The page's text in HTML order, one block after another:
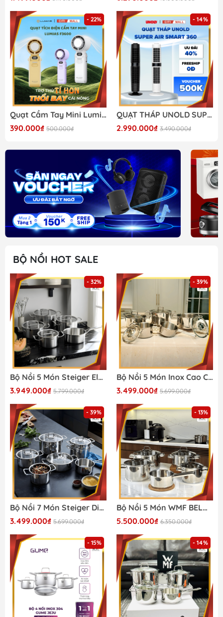
- 22%
Quạt Cầm Tay Mini Lumias F3600 - Có Chế Độ Làm Lạnh Tức Thì /BH 6T
390.000₫ 500.000₫
- 14%
QUẠT THÁP UNOLD SUPER AIR SMART 360
2.990.000₫ 3.490.000₫
BỘ NỒI HOT SALE
- 32%
Bộ Nồi 5 Món Steiger Element - Siêu Sale 2026
3.949.000₫ 5.799.000₫
- 39%
Bộ Nồi 5 Món Inox Cao Cấp Steiger Nova - Siêu Sale 2026
3.499.000₫ 5.699.000₫
- 39%
Bộ Nồi 7 Món Steiger Diamond - Siêu Sale 2026
3.499.000₫ 5.699.000₫
- 13%
Bộ Nồi 5 Món WMF BELMONTE Cao Cấp 2026
5.500.000₫ 6.350.000₫
- 15% - 14%